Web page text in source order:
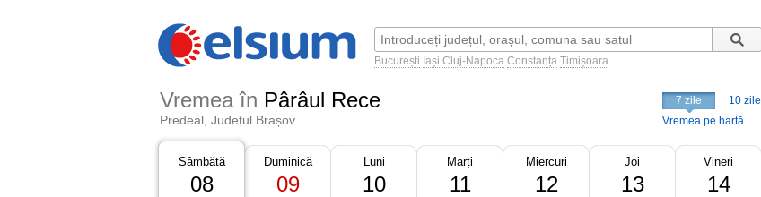
București Iași Cluj-Napoca Constanța Timișoara
Vremea în Pârâul Rece
Predeal, Județul Brașov
7 zile
10 zile
Vremea pe hartă
Sâmbătă
08
Duminică
09
Luni
10
Marți
11
Miercuri
12
Joi
13
Vineri
14